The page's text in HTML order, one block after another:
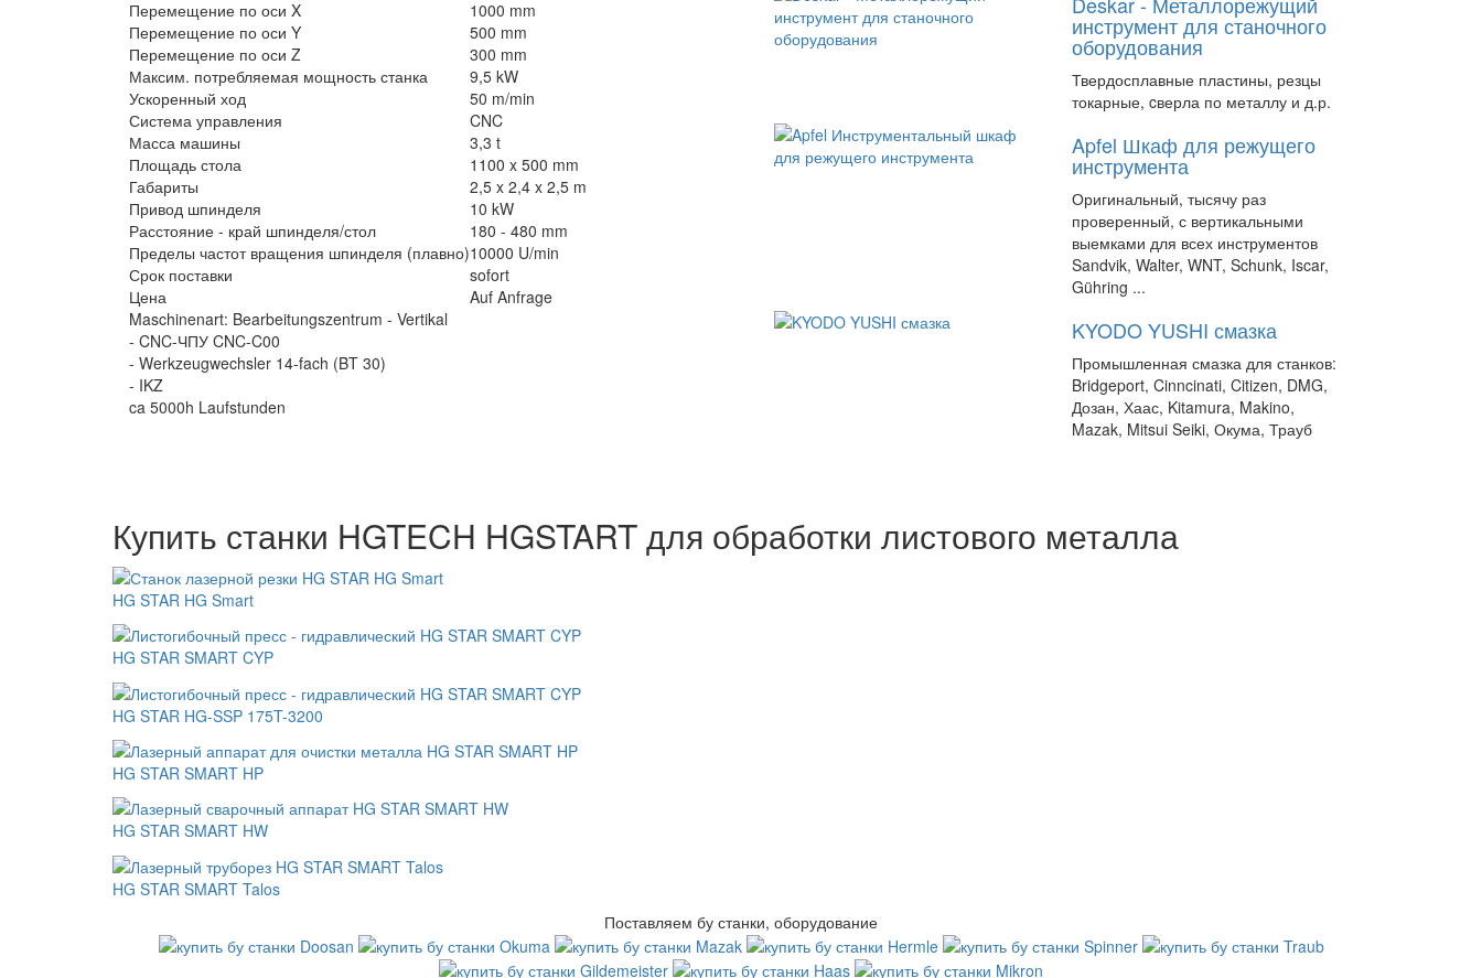
Перемещение по оси X
1000 mm
Перемещение по оси Y
500 mm
Перемещение по оси Z
300 mm
Максим. потребляемая мощность станка
9,5 kW
Ускоренный ход
50 m/min
Система управления
CNC
Масса машины
3,3 t
Площадь стола
1100 x 500 mm
Габариты
2,5 x 2,4 x 2,5 m
Привод шпинделя
10 kW
Расстояние - край шпинделя/стол
180 - 480 mm
Пределы частот вращения шпинделя (плавно)10000 U/min
Срок поставки
sofort
Цена
Auf Anfrage
Maschinenart: Bearbeitungszentrum - Vertikal
- CNC-ЧПУ CNC-C00
- Werkzeugwechsler 14-fach (BT 30)
- IKZ
ca 5000h Laufstunden
инструмент для станочного
оборудования
Твердосплавные пластины, резцы
токарные, cверла по металлу и д.р.
Apfel Шкаф для режущего
инструмента
Оригинальный, тысячу раз
проверенный, с вертикальными
выемками для всех инструментов
Sandvik, Walter, WNT, Schunk, Iscar,
Gühring ...
KYODO YUSHI смазка
Промышленная смазка для станков:
Bridgeport, Cinncinati, Citizen, DMG,
Дозан, Хаас, Kitamura, Makino,
Mazak, Mitsui Seiki, Окума, Трауб
Купить станки HGTECH HGSTART для обработки листового металла
HG STAR HG Smart
HG STAR SMART CYP
HG STAR HG-SSP 175T-3200
HG STAR SMART HP
HG STAR SMART HW
HG STAR SMART Talos
Поставляем бу станки, оборудование